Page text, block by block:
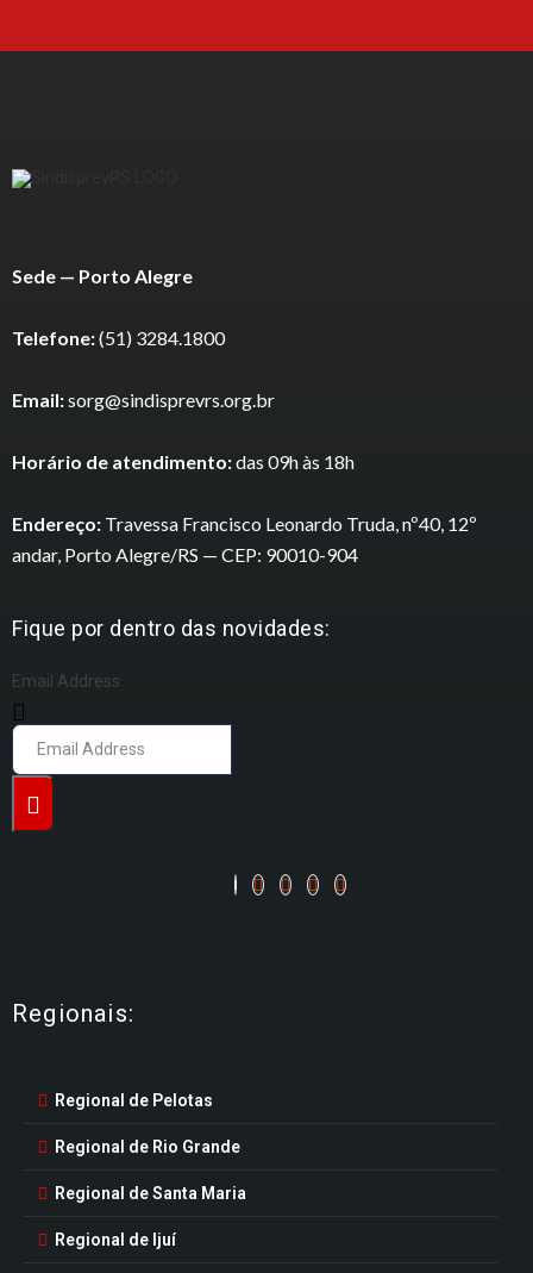
Sede — Porto Alegre
Telefone:(51) 3284.1800
Email:sorg@sindisprevrs.org.br
Horário de atendimento:das 09h às 18h
Endereço: Travessa Francisco Leonardo Truda, nº40, 12º
andar, Porto Alegre/RS — CEP: 90010-904
Fique por dentro das novidades:
Email Address
Regionais:
Regional de Pelotas
Regional de Rio Grande
Regional de Santa Maria
Regional de Ijuí